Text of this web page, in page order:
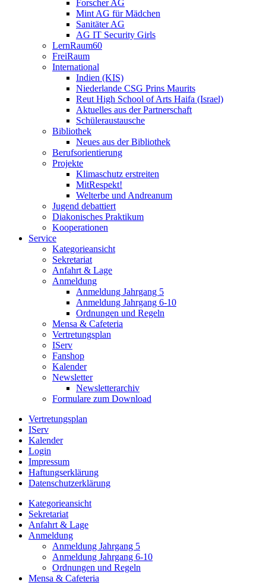
Forscher AG
Mint AG für Mädchen
Sanitäter AG
AG IT Security Girls
LernRaum60
FreiRaum
International
Indien (KIS)
Niederlande CSG Prins Maurits
Reut High School of Arts Haifa (Israel)
Aktuelles aus der Partnerschaft
Schüleraustausche
Bibliothek
Neues aus der Bibliothek
Berufsorientierung
Projekte
Klimaschutz erstreiten
MitRespekt!
Welterbe und Andreanum
Jugend debattiert
Diakonisches Praktikum
Kooperationen
Service
Kategorieansicht
Sekretariat
Anfahrt & Lage
Anmeldung
Anmeldung Jahrgang 5
Anmeldung Jahrgang 6-10
Ordnungen und Regeln
Mensa & Cafeteria
Vertretungsplan
IServ
Fanshop
Kalender
Newsletter
Newsletterarchiv
Formulare zum Download
Vertretungsplan
IServ
Kalender
Login
Impressum
Haftungserklärung
Datenschutzerklärung
Kategorieansicht
Sekretariat
Anfahrt & Lage
Anmeldung
Anmeldung Jahrgang 5
Anmeldung Jahrgang 6-10
Ordnungen und Regeln
Mensa & Cafeteria